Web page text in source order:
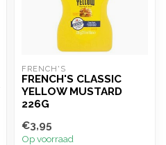
FRENCH'S
FRENCH'S CLASSIC
YELLOW MUSTARD
226G
€3,95
Op voorraad